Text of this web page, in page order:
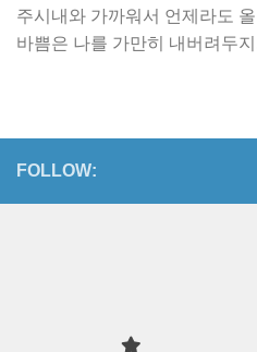
주시내와 가까워서 언제라도
바쁨은 나를 가만히 내버려두지
FOLLOW: